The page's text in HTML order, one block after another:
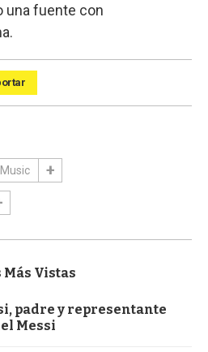
una fuente con
Más Vistas
padre y representante
Messi